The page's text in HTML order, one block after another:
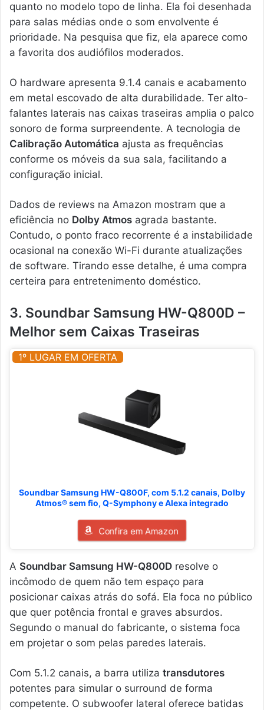
quanto no modelo topo de linha. Ela foi desenhada
para salas médias onde o som envolvente é
prioridade. Na pesquisa que fiz, ela aparece como
a favorita dos audiófilos moderados.
O hardware apresenta 9.1.4 canais e acabamento
em metal escovado de alta durabilidade. Ter alto-
falantes laterais nas caixas traseiras amplia o palco
sonoro de forma surpreendente. A tecnologia de
Calibração Automática ajusta as frequências
conforme os móveis da sua sala, facilitando a
configuração inicial.
Dados de reviews na Amazon mostram que a
eficiência no Dolby Atmos agrada bastante.
Contudo, o ponto fraco recorrente é a instabilidade
ocasional na conexão Wi-Fi durante atualizações
de software. Tirando esse detalhe, é uma compra
certeira para entretenimento doméstico.
3. Soundbar Samsung HW-Q800D –
Melhor sem Caixas Traseiras
1º LUGAR EM OFERTA
Soundbar Samsung HW-Q800F, com 5.1.2 canais, Dolby
Atmos® sem fio, Q-Symphony e Alexa integrado
Confira em Amazon
A Soundbar Samsung HW-Q800D resolve o
incômodo de quem não tem espaço para
posicionar caixas atrás do sofá. Ela foca no público
que quer potência frontal e graves absurdos.
Segundo o manual do fabricante, o sistema foca
em projetar o som pelas paredes laterais.
Com 5.1.2 canais, a barra utiliza transdutores
potentes para simular o surround de forma
competente. O subwoofer lateral oferece batidas